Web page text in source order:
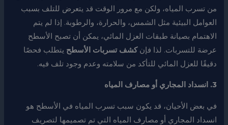
من تسرب المياه، ولكن مع مرور الوقت قد يتعرض للتلف بسبب
العوامل البيئية مثل الشمس، والحرارة، والرطوبة. إذا لم يتم
الاهتمام بصيانة طبقات العزل المائي، يمكن أن تصبح الأسطح
عرضة للتسربات. لذا فإنكشف تسربات الأسطح يتطلب فحصًا
دقيقًا للعزل المائي للتأكد من سلامته وعدم وجود تلف فيه.
3. انسداد المجاري أو مصارف المياه
في بعض الأحيان، قد يكون سبب تسرب المياه في الأسطح هو
انسداد المجاري أو مصارف المياه التي تم تصميمها لتصريف